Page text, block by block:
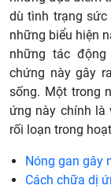
dù tình trạng
những biểu hiện
những tác
chứng này gây
sống. Một trong
ứng này chính là
rối loạn trong
Nóng gan gây
Cách chữa dị